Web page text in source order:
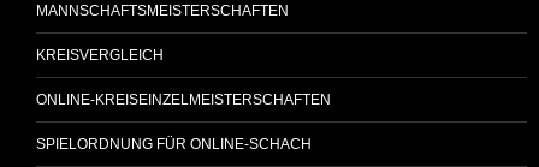
MANNSCHAFTSMEISTERSCHAFTEN
KREISVERGLEICH
ONLINE-KREISEINZELMEISTERSCHAFTEN
SPIELORDNUNG FÜR ONLINE-SCHACH